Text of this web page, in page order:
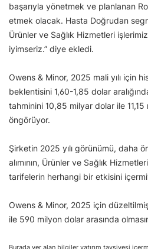
başarıyla yönetmek ve planlanan
etmek olacak. Hasta Doğrudan
Ürünler ve Sağlık Hizmetleri
iyimseriz.” diye ekledi.
Owens & Minor, 2025 mali yılı için
beklentisini 1,60-1,85 dolar
tahminini 10,85 milyar dolar ile 11,15
öngörüyor.
Şirketin 2025 yılı görünümü, daha
alımının, Ürünler ve Sağlık
tarifelerin herhangi bir etkisini
Owens & Minor, 2025 için
ile 590 milyon dolar arasında
Burada yer alan bilgiler yatırım tavsiyesi